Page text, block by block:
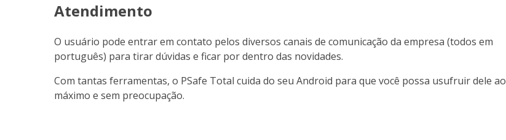
Atendimento
O usuário pode entrar em contato pelos diversos canais de comunicação da empresa (todos em
português) para tirar dúvidas e ficar por dentro das novidades.
Com tantas ferramentas, o PSafe Total cuida do seu Android para que você possa usufruir dele ao
máximo e sem preocupação.